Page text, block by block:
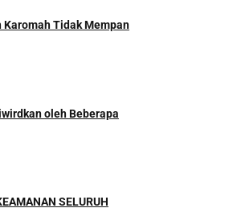
Tidak Mempan
oleh Beberapa
SELURUH